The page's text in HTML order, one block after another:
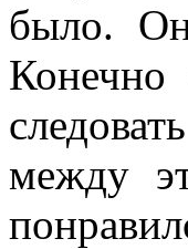
было.
между